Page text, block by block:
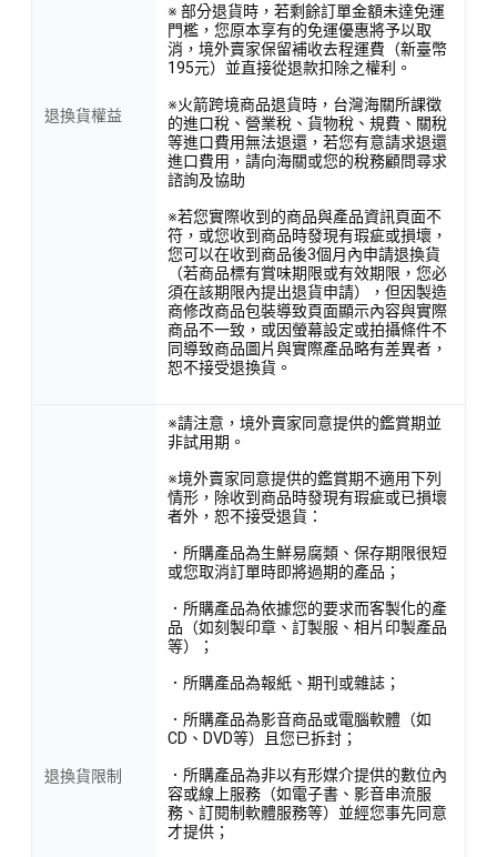
退換貨權益
※ 部分退貨時，若剩餘訂單金額未達免運
門檻，您原本享有的免運優惠將予以取
消，境外賣家保留補收去程運費（新臺幣
195元）並直接從退款扣除之權利。
※火箭跨境商品退貨時，台灣海關所課徵
的進口稅、營業稅、貨物稅、規費、關稅
等進口費用無法退還，若您有意請求退還
進口費用，請向海關或您的稅務顧問尋求
諮詢及協助
※若您實際收到的商品與產品資訊頁面不
符，或您收到商品時發現有瑕疵或損壞，
您可以在收到商品後3個月內申請退換貨
（若商品標有賞味期限或有效期限，您必
須在該期限內提出退貨申請），但因製造
商修改商品包裝導致頁面顯示內容與實際
商品不一致，或因螢幕設定或拍攝條件不
同導致商品圖片與實際產品略有差異者，
恕不接受退換貨。
退換貨限制
※請注意，境外賣家同意提供的鑑賞期並
非試用期。
※境外賣家同意提供的鑑賞期不適用下列
情形，除收到商品時發現有瑕疵或已損壞
者外，恕不接受退貨：
．所購產品為生鮮易腐類、保存期限很短
或您取消訂單時即將過期的產品；
．所購產品為依據您的要求而客製化的產
品（如刻製印章、訂製服、相片印製產品
等）；
．所購產品為報紙、期刊或雜誌；
．所購產品為影音商品或電腦軟體（如
CD、DVD等）且您已拆封；
．所購產品為非以有形媒介提供的數位內
容或線上服務（如電子書、影音串流服
務、訂閱制軟體服務等）並經您事先同意
才提供；